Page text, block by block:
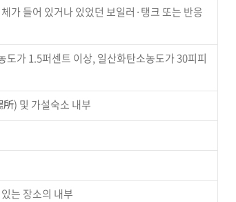
가 들어 있거나 있었던 보일러·탱크 또는 반응
가 1.5퍼센트 이상, 일산화탄소농도가 30피피
) 및 가설숙소 내부
는 장소의 내부